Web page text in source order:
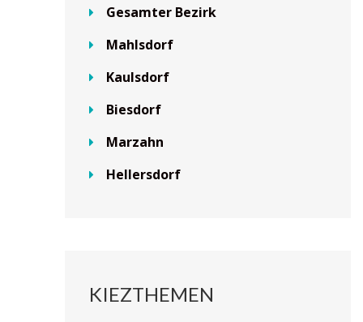
Gesamter Bezirk
Mahlsdorf
Kaulsdorf
Biesdorf
Marzahn
Hellersdorf
KIEZTHEMEN